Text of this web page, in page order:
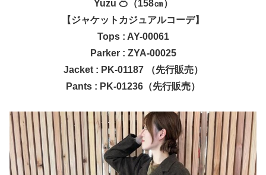
Yuzu 🍊（158㎝）
【ジャケットカジュアルコーデ】
Tops : AY-00061
Parker : ZYA-00025
Jacket : PK-01187 （先行販売）
Pants : PK-01236（先行販売）